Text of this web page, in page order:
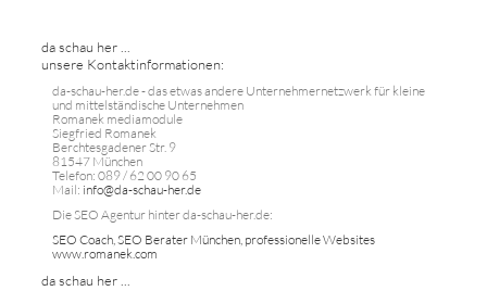
da schau her ...
unsere Kontaktinformationen:
da-schau-her.de - das etwas andere Unternehmernetzwerk für kleine
und mittelständische Unternehmen
Romanek mediamodule
Siegfried Romanek
Berchtesgadener Str. 9
81547 München
Telefon: 089 / 62 00 90 65
Mail: info@da-schau-her.de
Die SEO Agentur hinter da-schau-her.de:
SEO Coach, SEO Berater München, professionelle Websites
www.romanek.com
da schau her ...